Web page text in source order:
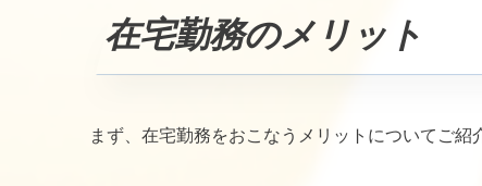
在宅勤務のメリット
まず、在宅勤務をおこなうメリットについてご紹